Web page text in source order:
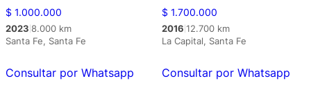
$ 1.000.000
2023 8.000 km
Santa Fe, Santa Fe
Consultar por Whatsapp
$1.700.000
2016 12.700 km
La Capital, Santa Fe
Consultar por Whatsapp